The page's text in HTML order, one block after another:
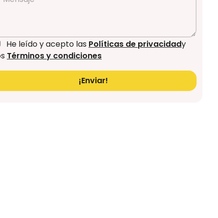
He leído y acepto las Políticas de privacidady
Términos y condiciones
¡Enviar!